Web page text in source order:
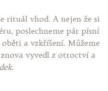
rituál vhod. A nejen že si
poslechneme pár písní
a vzkříšení. Můžeme
vyvedl z otroctví a